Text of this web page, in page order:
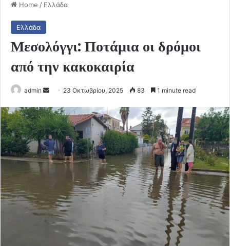
Home / Ελλάδα
Ελλάδα
Μεσολόγγι: Ποτάμια οι δρόμοι
από την κακοκαιρία
admin
Send
email
23 Οκτωβρίου, 2025 83 1 minute read